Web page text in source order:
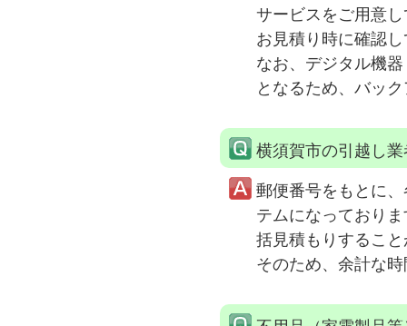
サービスをご用意
お見積り時に確認
なお、デジタル機
となるため、バッ
横須賀市の引越し
郵便番号をもとに
テムになっており
括見積もりするこ
そのため、余計な